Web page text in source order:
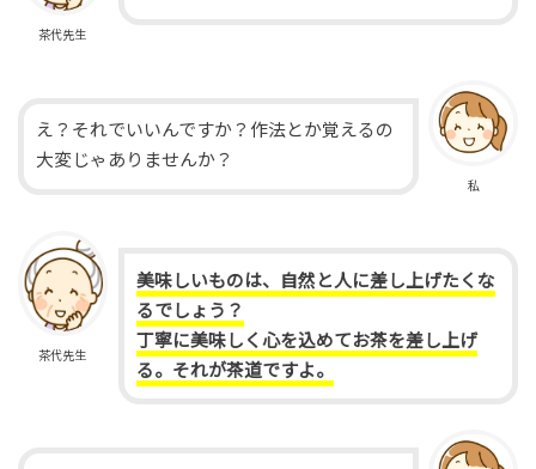
茶代先生
私
え？それでいいんですか？作法とか覚えるの
大変じゃありませんか？
茶代先生
美味しいものは、自然と人に差し上げたくな
るでしょう？
丁寧に美味しく心を込めてお茶を差し上げ
る。それが茶道ですよ。